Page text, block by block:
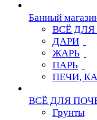
Банный
ВСЁ
ДАРИ
ЖАРЬ
ПАРЬ
ПЕЧИ,
ВСЁ ДЛЯ
Грунты